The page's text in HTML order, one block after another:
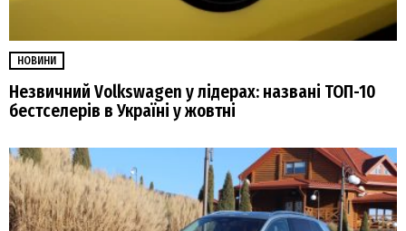
НОВИНИ
Незвичний Volkswagen у лідерах: названі ТОП-10
бестселерів в Україні у жовтні